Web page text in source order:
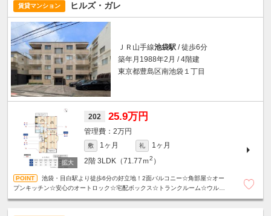
賃貸マンション ヒルズ・ガレ
ＪＲ山手線池袋駅 / 徒歩6分
築年月1988年2月 / 4階建
東京都豊島区南池袋１丁目
202 25.9万円
2万円
敷 1ヶ月 礼
1ヶ月
2階 3LDK（71.77ｍ2 ）
池袋・目白駅より徒歩6分の好立地！2面バルコニー☆角部屋☆オー
プンキッチン☆安心のオートロック☆宅配ボックス☆トランクルーム☆ウルト